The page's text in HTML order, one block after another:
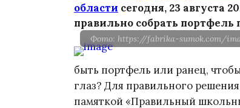
области сегодня, 23 августа
правильно собрать портфель
Фото: https://fabrika-sumok.com/
быть портфель или ранец,
глаз? Для правильного
памяткой «Правильный